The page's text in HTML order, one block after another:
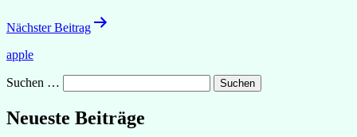
Nächster Beitrag
apple
Suchen …
Neueste Beiträge